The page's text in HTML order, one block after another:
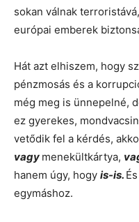
sokan válnak
európai emberek
Hát azt elhiszem, hogy
pénzmosás és a
még meg is ünnepelné,
ez gyerekes,
vetődik fel a kérdés,
vagy menekültkártya,
hanem úgy, hogy is-is.
egymáshoz.